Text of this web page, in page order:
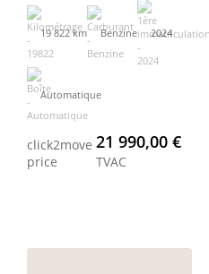
19 822 km Benzine 2024
Automatique
click2move
price
21 990,00 €
TVAC